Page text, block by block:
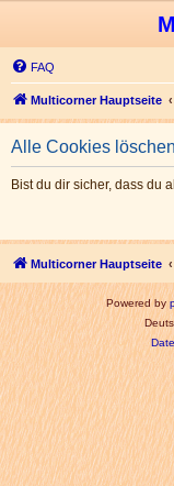
FAQ
Multicorner Hauptseite
Alle Cookies löschen
Bist du dir sicher, dass du
Multicorner Hauptseite
Powered by